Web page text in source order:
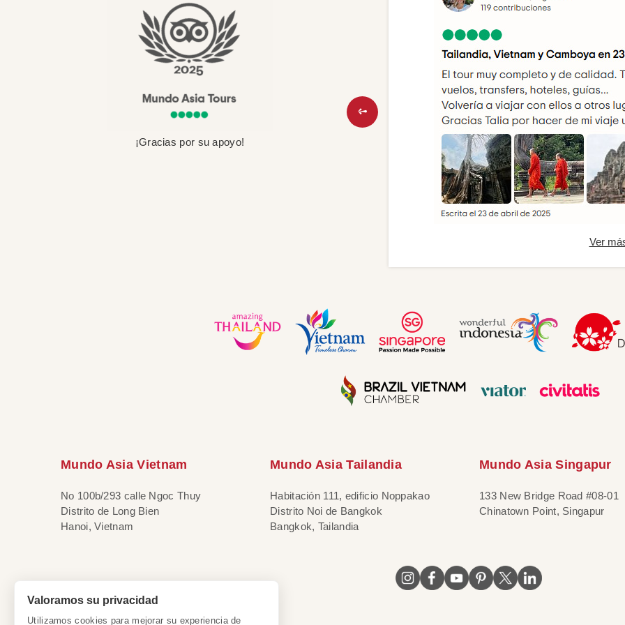
¡Gracias por su apoyo!
Ver
Mundo Asia Vietnam
No 100b/293 calle Ngoc Thuy
Distrito de Long Bien
Hanoi, Vietnam
Mundo Asia Tailandia
Habitación 111, edificio Noppakao
Distrito Noi de Bangkok
Bangkok, Tailandia
Mundo Asia Singapur
133 New Bridge Road #08-01
Chinatown Point, Singapur
Valoramos su privacidad
Utilizamos cookies para mejorar su experiencia de